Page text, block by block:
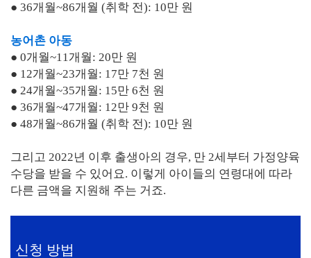
● 36개월~86개월 (취학 전): 10만 원
농어촌 아동
● 0개월~11개월: 20만 원
● 12개월~23개월: 17만 7천 원
● 24개월~35개월: 15만 6천 원
● 36개월~47개월: 12만 9천 원
● 48개월~86개월 (취학 전): 10만 원
그리고 2022년 이후 출생아의 경우, 만 2세부터 가정양육
수당을 받을 수 있어요. 이렇게 아이들의 연령대에 따라
다른 금액을 지원해 주는 거죠.
신청 방법